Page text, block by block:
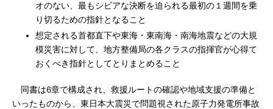
オのない、最もシビアな決断を迫られる最初の１週間を乗
り切るための指針となること
想定される首都直下や東海・東南海・南海地震などの大規
模災害に対して、地方整備局の各クラスの指揮官が心得て
おくべき指針としてとりまとめること
同書は6章で構成され、救援ルートの確認や地域支援の準備と
いったものから、東日本大震災で問題視された原子力発電所事故